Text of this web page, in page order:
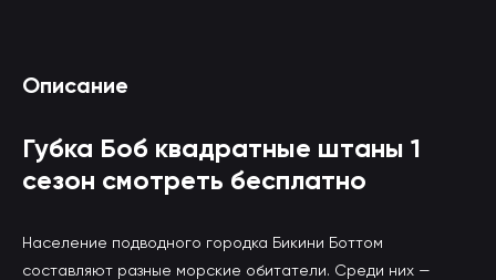
Описание
Губка Боб квадратные штаны 1
сезон смотреть бесплатно
Население подводного городка Бикини Боттом
составляют разные морские обитатели. Среди них —